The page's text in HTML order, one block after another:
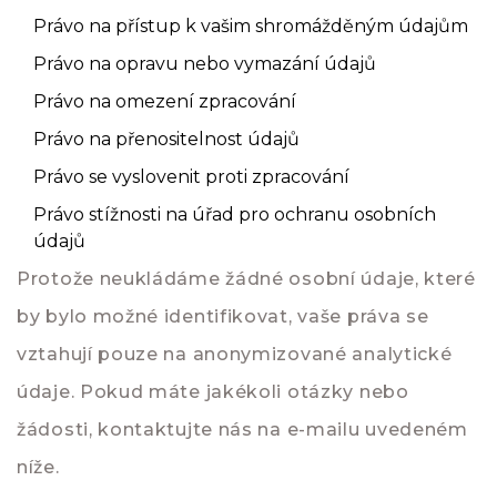
Právo na přístup k vašim shromážděným údajům
Právo na opravu nebo vymazání údajů
Právo na omezení zpracování
Právo na přenositelnost údajů
Právo se vyslovenit proti zpracování
Právo stížnosti na úřad pro ochranu osobních
údajů
Protože neukládáme žádné osobní údaje, které
by bylo možné identifikovat, vaše práva se
vztahují pouze na anonymizované analytické
údaje. Pokud máte jakékoli otázky nebo
žádosti, kontaktujte nás na e-mailu uvedeném
níže.